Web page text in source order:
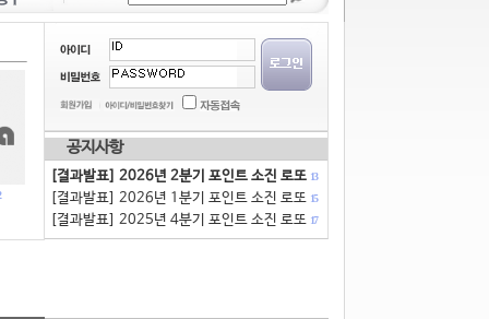
공지사항
[결과발표] 2026년 2분기 포인트 소진 로또 13
[결과발표] 2026년 1분기 포인트 소진 로또 15
[결과발표] 2025년 4분기 포인트 소진 로또 17